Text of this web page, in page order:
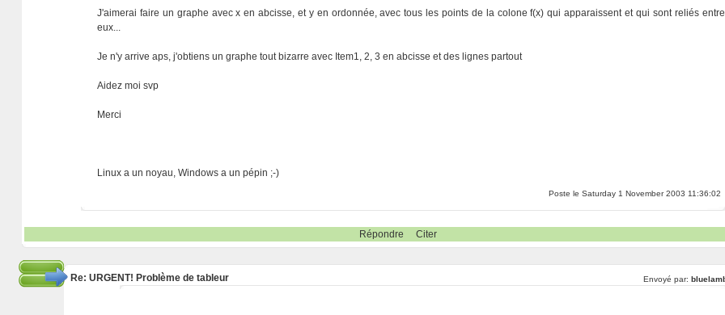
J'aimerai faire un graphe avec x en abcisse, et y en ordonnée, avec tous les points de la colone f(x) qui apparaissent et qui sont reliés entre
eux...
Je n'y arrive aps, j'obtiens un graphe tout bizarre avec Item1, 2, 3 en abcisse et des lignes partout
Aidez moi svp
Merci
Linux a un noyau, Windows a un pépin ;-)
Poste le Saturday 1 November 2003 11:36:02
Répondre Citer
Re: URGENT! Problème de tableur Envoyé par: